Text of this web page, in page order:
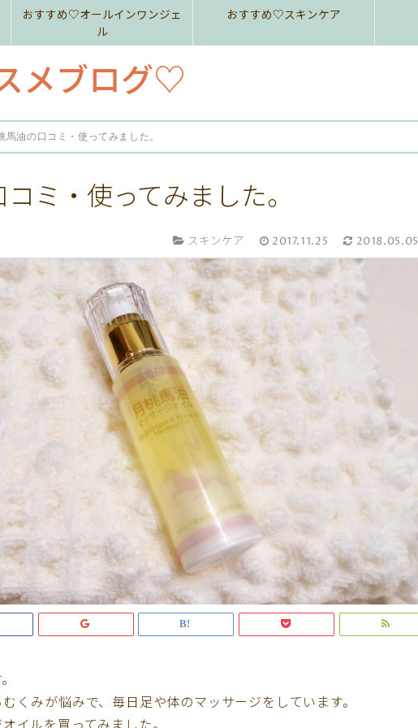
おすすめ♡オールインワンジェ
ル
おすすめ♡スキンケア
メブログ♡
馬油の口コミ・使ってみました。
ミ・使ってみました。
スキンケア 2017.11.25 2018.05.05
くみが悩みで、毎日足や体のマッサージをしています。